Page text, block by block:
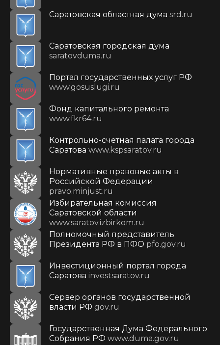
Саратовская областная дума srd.ru
Саратовская городская дума
saratovduma.ru
Портал государственных услуг РФ
www.gosuslugi.ru
Фонд капитального ремонта
www.fkr64.ru
Контрольно-счетная палата города
Саратова www.kspsaratov.ru
Нормативные правовые акты в
Российской Федерации
pravo.minjust.ru
Избирательная комиссия
Саратовской области
www.saratov.izbirkom.ru
Полномочный представитель
Президента РФ в ПФО pfo.gov.ru
Инвестиционный портал города
Саратова investsaratov.ru
Сервер органов государственной
власти РФ gov.ru
Государственная Дума Федерального
Собрания РФ www.duma.gov.ru